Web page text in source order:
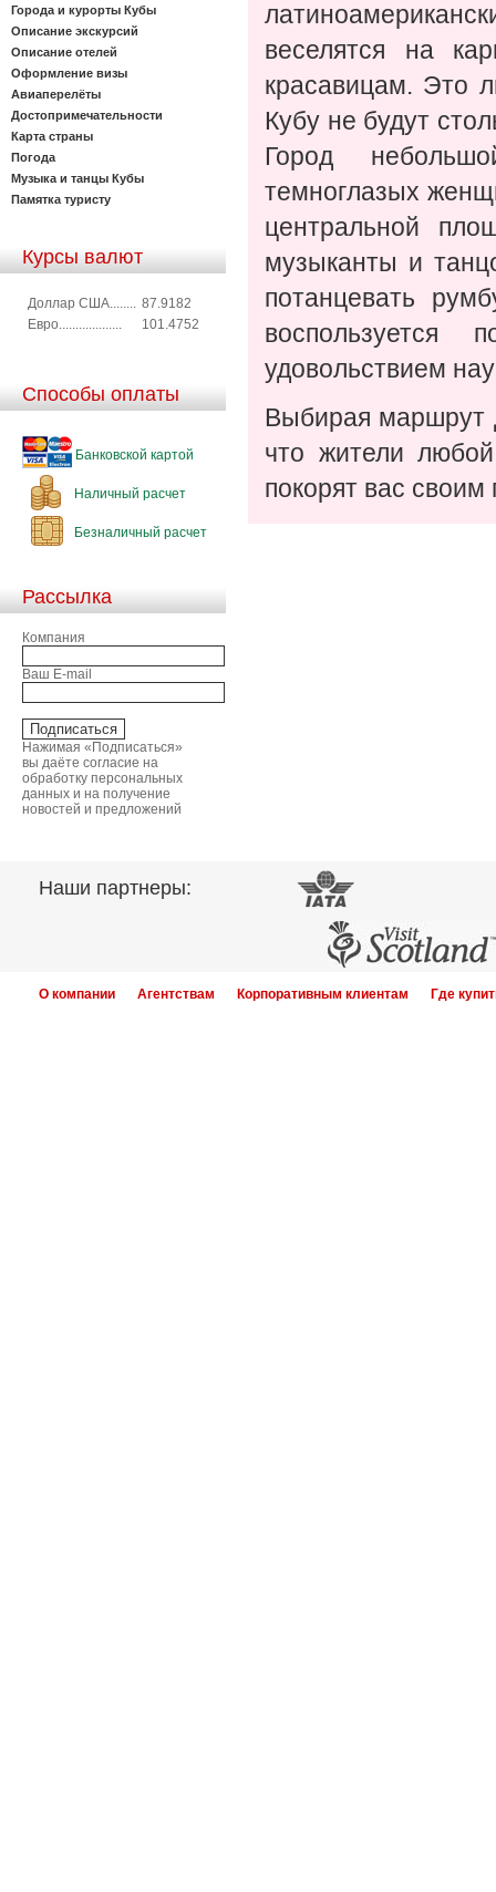
Города и курорты Кубы
Описание экскурсий
Описание отелей
Оформление визы
Авиаперелёты
Достопримечательности
Карта страны
Погода
Музыка и танцы Кубы
Памятка туристу
Курсы валют
Доллар США........ 87.9182
Евро...................
101.4752
Способы оплаты
Банковской картой
Наличный расчет
Безналичный расчет
Рассылка
Компания
Ваш E-mail
Нажимая «Подписаться»
вы даёте согласие на
обработку персональных
данных и на получение
новостей и предложений
веселятся на
красавицам. Это
Кубу не будут
Город
темноглазых
центральной
музыканты и
потанцевать
удовольствием
Выбирая маршрут
что жители любой
покорят вас
Наши партнеры:
О компании Агентствам Корпоративным клиентам Где